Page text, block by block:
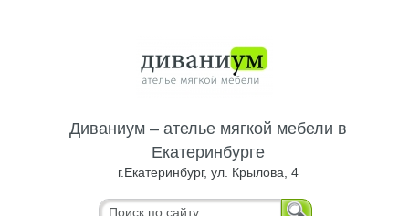
Диваниум – ателье мягкой мебели в
Екатеринбурге
г.Екатеринбург, ул. Крылова, 4